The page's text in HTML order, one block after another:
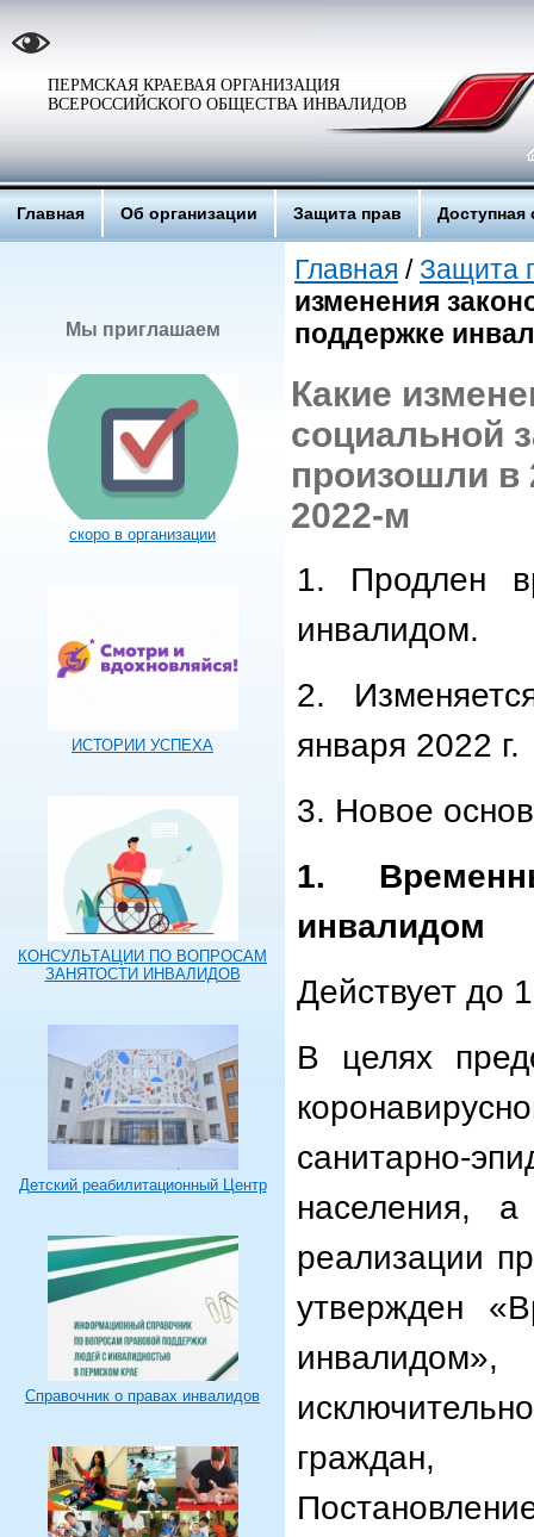
ПЕРМСКАЯ КРАЕВАЯ ОРГАНИЗАЦИЯ
ВСЕРОССИЙСКОГО ОБЩЕСТВА ИНВАЛИДОВ
Главная Об организации Защита прав Доступная
Мы приглашаем
скоро в организации
ИСТОРИИ УСПЕХА
КОНСУЛЬТАЦИИ ПО ВОПРОСАМ
ЗАНЯТОСТИ ИНВАЛИДОВ
Детский реабилитационный Центр
Справочник о правах инвалидов
Главная / Защита
изменения
поддержке
Какие
социальной
произошли в
2022-м
1. Продлен
инвалидом.
2.
января 2022 г.
3. Новое
1.
инвалидом
Действует до
В целях
санитарно-
населения,
реализации
утвержден
граждан,